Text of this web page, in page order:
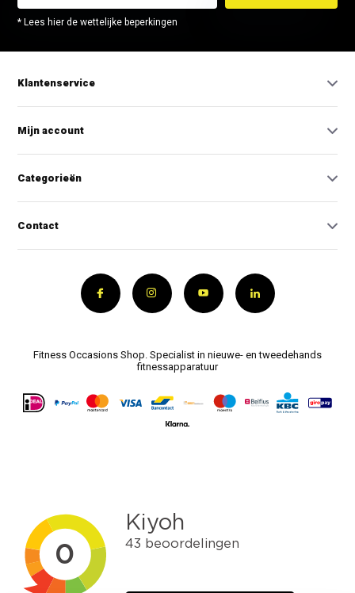
* Lees hier de wettelijke beperkingen
Klantenservice
Mijn account
Categorieën
Contact
Fitness Occasions Shop. Specialist in nieuwe- en tweedehands
fitnessapparatuur